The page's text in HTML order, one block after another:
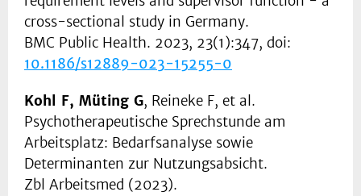
cross-sectional study in Germany.
BMC Public Health. 2023, 23(1):347, doi:
10.1186/s12889-023-15255-0
Kohl F, Müting G, Reineke F, et al.
Psychotherapeutische Sprechstunde am
Arbeitsplatz: Bedarfsanalyse sowie
Determinanten zur Nutzungsabsicht.
Zbl Arbeitsmed (2023).